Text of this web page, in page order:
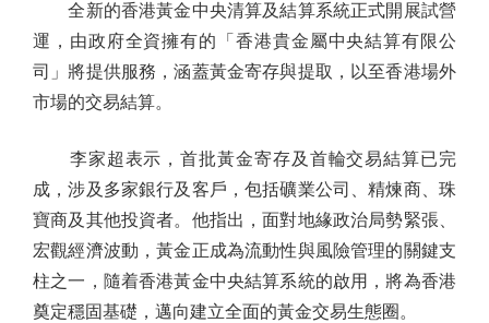
全新的香港黃金中央清算及結算系統正式開展試營
運，由政府全資擁有的「香港貴金屬中央結算有限公
司」將提供服務，涵蓋黃金寄存與提取，以至香港場外
市場的交易結算。
李家超表示，首批黃金寄存及首輪交易結算已完
成，涉及多家銀行及客戶，包括礦業公司、精煉商、珠
寶商及其他投資者。他指出，面對地緣政治局勢緊張、
宏觀經濟波動，黃金正成為流動性與風險管理的關鍵支
柱之一，隨着香港黃金中央結算系統的啟用，將為香港
奠定穩固基礎，邁向建立全面的黃金交易生態圈。